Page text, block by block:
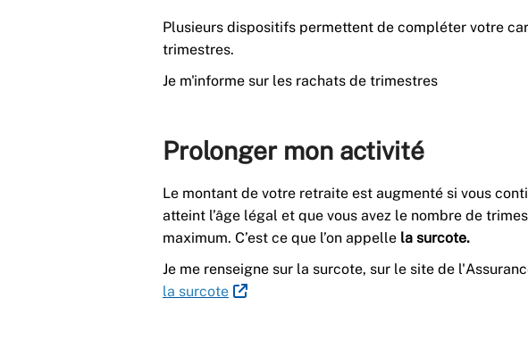
Plusieurs dispositifs permettent de compléter votre
trimestres.
Je m'informe sur les rachats de trimestres
Prolonger mon activité
Le montant de votre retraite est augmenté si vous
atteint l’âge légal et que vous avez le nombre de
maximum. C’est ce que l’on appelle la surcote.
Je me renseigne sur la surcote, sur le site de
la surcote